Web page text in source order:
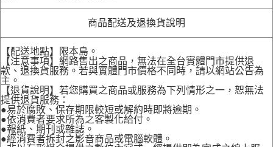
商品配送及退換貨說明
【配送地點】限本島。
【注意事項】網路售出之商品，無法在全台實體門市提供退
款、退換貨服務。若與實體門市價格不同時，請以網站公告為
主。
【退貨說明】若您購買之商品或服務為下列情形之一，恕無法
提供退貨服務：
●易於腐敗、保存期限較短或解約時即將逾期。
●依消費者要求所為之客製化給付。
●報紙、期刊或雜誌。
●經消費者拆封之影音商品或電腦軟體。